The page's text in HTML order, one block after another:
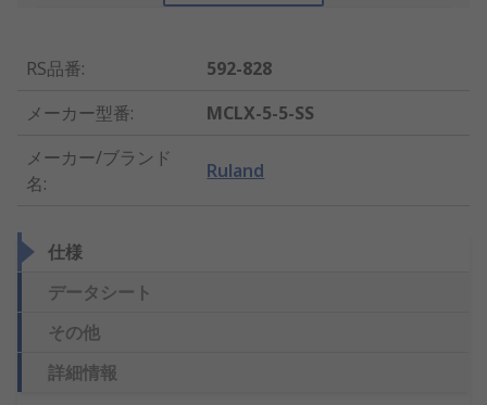
RS品番:
592-828
メーカー型番:
MCLX-5-5-SS
メーカー/ブランド
名:
Ruland
仕様
データシート
その他
詳細情報